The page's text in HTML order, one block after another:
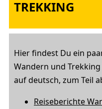
TREKKING
Hier findest Du ein
Wandern und
auf deutsch, zum Teil
Reiseberichte